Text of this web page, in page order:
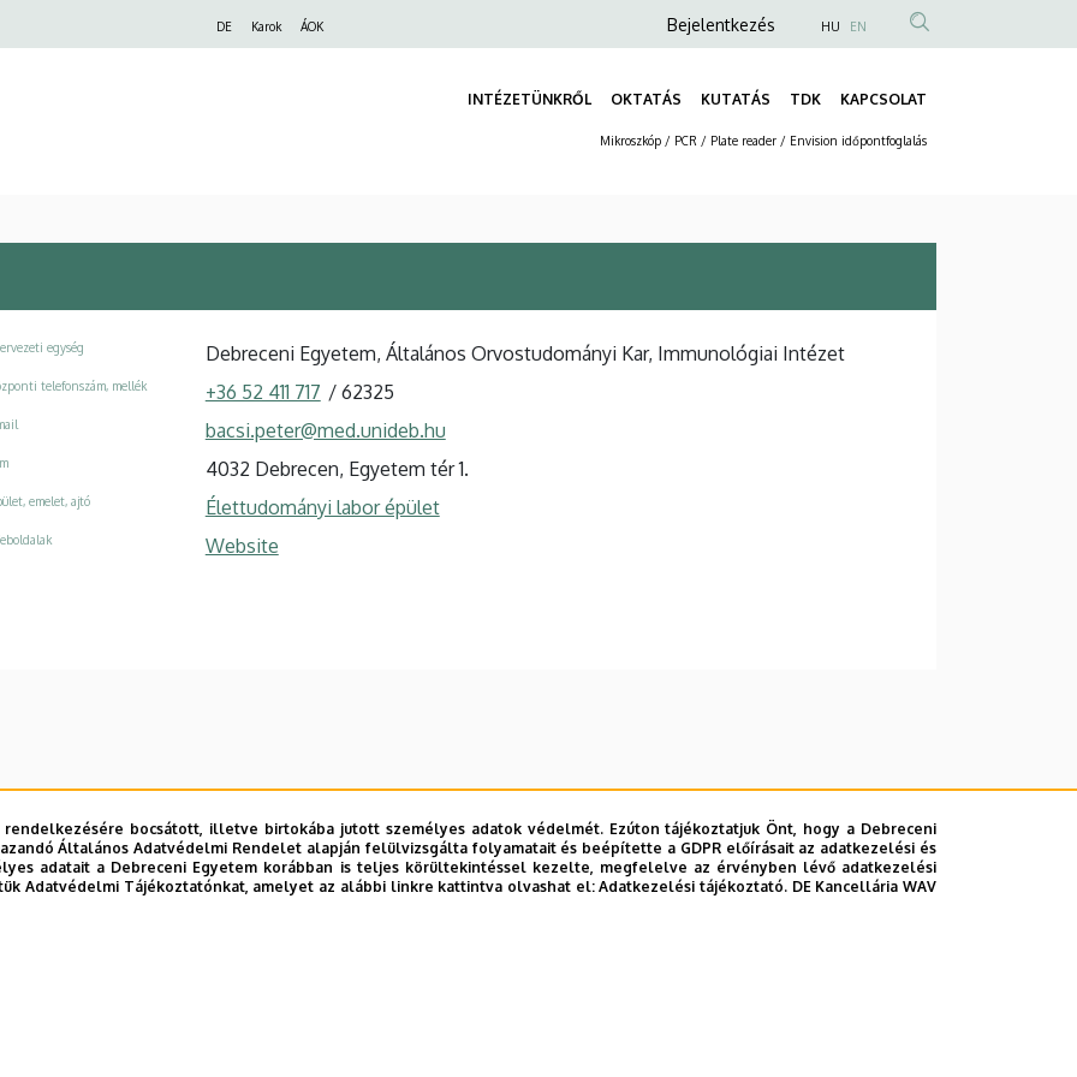
DE Karok ÁOK
Anonim
fiók
Bejelentkezés HU EN
INTÉZETÜNKRŐL OKTATÁS KUTATÁS TDK KAPCSOLAT
Mikroszkóp / PCR / Plate reader / Envision időpontfoglalás
egység Debreceni Egyetem, Általános Orvostudományi Kar, Immunológiai Intézet
telefonszám, mellék +36 52 411 717 / 62325
bacsi.peter@med.unideb.hu
4032 Debrecen, Egyetem tér 1.
emelet, ajtó Élettudományi labor épület
Website
bocsátott, illetve birtokába jutott személyes adatok védelmét. Ezúton tájékoztatjuk Önt, hogy a Debreceni
Általános Adatvédelmi Rendelet alapján felülvizsgálta folyamatait és beépítette a GDPR előírásait az adatkezelési és
adatait a Debreceni Egyetem korábban is teljes körültekintéssel kezelte, megfelelve az érvényben lévő adatkezelési
Adatvédelmi Tájékoztatónkat, amelyet az alábbi linkre kattintva olvashat el:Adatkezelési tájékoztató. DE Kancellária WAV